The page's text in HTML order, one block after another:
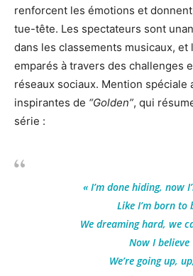
renforcent les émotions et
tue-tête. Les spectateurs sont
dans les classements musicaux, et
emparés à travers des challenges
réseaux sociaux. Mention spéciale
inspirantes de “Golden”, qui
série :
« I’m done hiding, now
Like I’m born to
We dreaming hard, we
Now I believe
We’re going up,